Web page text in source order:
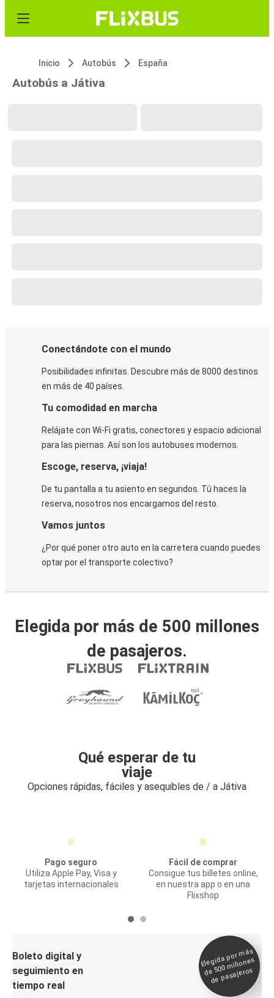
Inicio Autobús España
Autobús a Játiva
Conectándote con el mundo
Posibilidades infinitas. Descubre más de 8000 destinos
en más de 40 países.
Tu comodidad en marcha
Relájate con Wi-Fi gratis, conectores y espacio adicional
para las piernas. Así son los autobuses modernos.
Escoge, reserva, ¡viaja!
De tu pantalla a tu asiento en segundos. Tú haces la
reserva, nosotros nos encargamos del resto.
Vamos juntos
¿Por qué poner otro auto en la carretera cuando puedes
optar por el transporte colectivo?
Elegida por más de 500 millones
de pasajeros.
Qué esperar de tu
viaje
Opciones rápidas, fáciles y asequibles de / a Játiva
Pago seguro
Utiliza Apple Pay, Visa y
tarjetas internacionales
Fácil de comprar
Consigue tus billetes online,
en nuestra app o en una
Flixshop
Boleto digital y
seguimiento en
tiempo real
Elegida por
más
de 500
millones
de pasajeros